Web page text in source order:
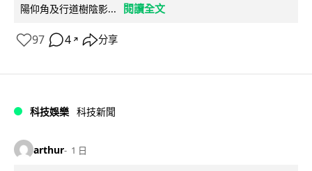
陽仰角及行道樹陰影...
閱讀全文
97 4 ↗ 分享
科技娛樂 科技新聞
arthur 1 日